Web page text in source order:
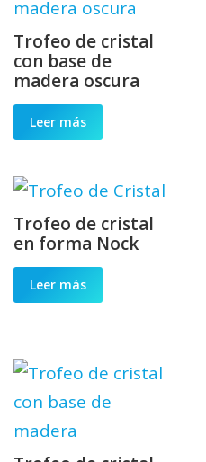
Trofeo de cristal
con base de
madera oscura
Leer más
Trofeo de cristal
en forma Nock
Leer más